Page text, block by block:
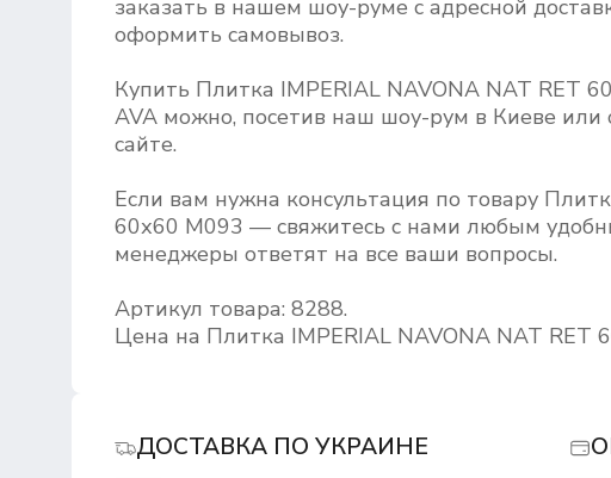
заказать в нашем шоу-руме с адресной
оформить самовывоз.
Купить Плитка IMPERIAL NAVONA NAT RET
AVA можно, посетив наш шоу-рум в Киеве или
сайте.
Если вам нужна консультация по товару
60х60 M093 — свяжитесь с нами любым
менеджеры ответят на все ваши вопросы.
Артикул товара: 8288.
Цена на Плитка IMPERIAL NAVONA NAT RET
ДОСТАВКА ПО УКРАИНЕ